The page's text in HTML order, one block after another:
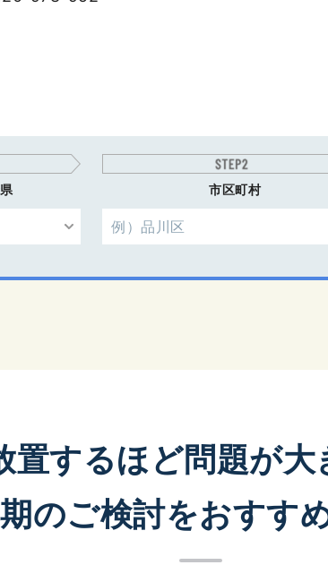
市区町村
置するほど問題が大
のご検討をおすす